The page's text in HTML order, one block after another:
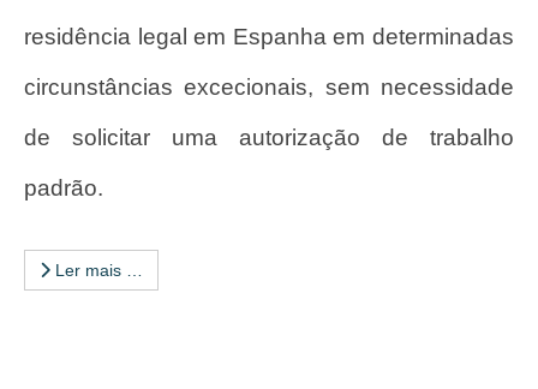
residência legal em Espanha em determinadas
circunstâncias excecionais, sem necessidade
de solicitar uma autorização de trabalho
padrão.
Ler mais …